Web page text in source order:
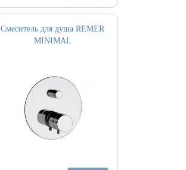
Смеситель для душа REMER
MINIMAL